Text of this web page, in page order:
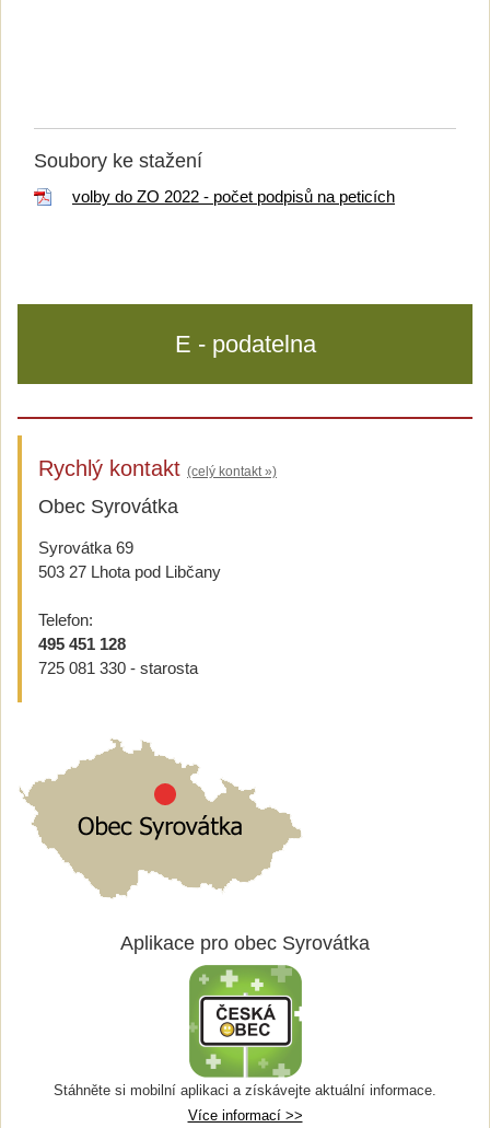
Soubory ke stažení
volby do ZO 2022 - počet podpisů na peticích
E - podatelna
Rychlý kontakt (celý kontakt »)
Obec Syrovátka
Syrovátka 69
503 27 Lhota pod Libčany
Telefon:
495 451 128
725 081 330 - starosta
Aplikace pro obec Syrovátka
Stáhněte si mobilní aplikaci a získávejte aktuální informace.
Více informací >>